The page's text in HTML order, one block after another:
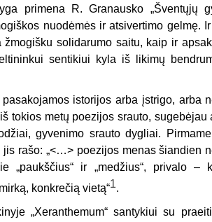
primena R. Granausko „Šventųjų
nuodėmės ir atsivertimo gelmę.
solidarumo saitu, kaip ir
sentikiui kyla iš likimų
istorijos arba įstrigo, arba
tokios metų poezijos srauto, sugebėjau
gyvenimo srauto dygliai. Pirmame
jis rašo: „<…> poezijos menas šiandien
„paukščius“ ir „medžius“, privalo
konkrečią vietą“1.
„Xeranthemum“ santykiui su